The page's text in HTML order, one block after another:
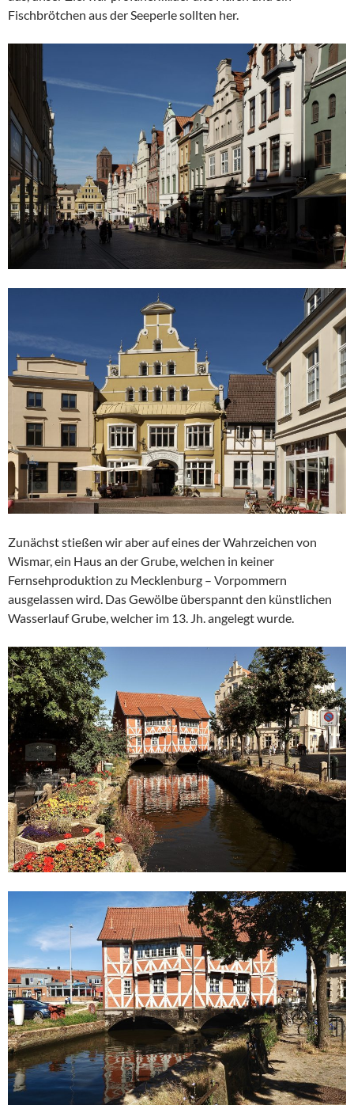
Fischbrötchen aus der Seeperle sollten her.
Zunächst stießen wir aber auf eines der Wahrzeichen von
Wismar, ein Haus an der Grube, welchen in keiner
Fernsehproduktion zu Mecklenburg – Vorpommern
ausgelassen wird. Das Gewölbe überspannt den künstlichen
Wasserlauf Grube, welcher im 13. Jh. angelegt wurde.